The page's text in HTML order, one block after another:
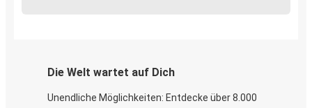
Die Welt wartet auf Dich
Unendliche Möglichkeiten: Entdecke über 8.000